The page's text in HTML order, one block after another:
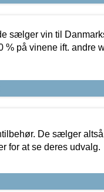
sælger vin til
% på vinene ift. andre
De sælger
for at se deres udvalg.